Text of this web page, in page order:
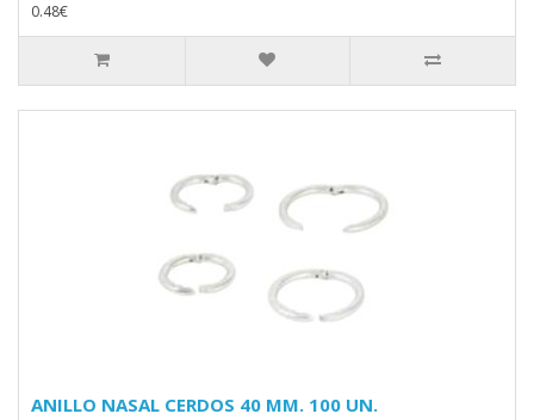
0.48€
ANILLO NASAL CERDOS 40 MM. 100 UN.